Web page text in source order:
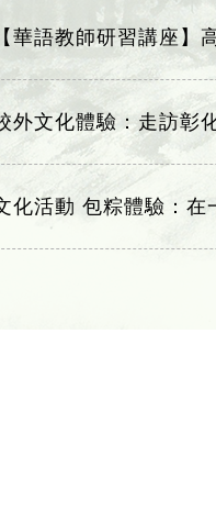
【華語教師研習講座
外文化體驗：走訪彰
化活動 包粽體驗：在